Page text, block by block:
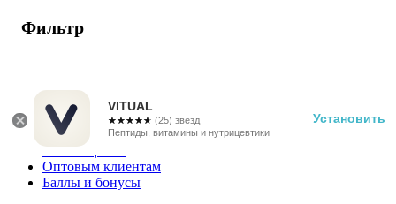
VITUAL
☆☆☆☆☆
★★★★★ (25) звезд
Пептиды, витамины и нутрицевтики
Установить
г. Москва
Vitual Peptide
+7 (800) 101-13-25
Специалистам
Поставщикам
Оптовым клиентам
Баллы и бонусы
Фильтр